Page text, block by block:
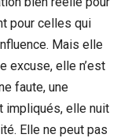
pour celles qui
Mais elle
excuse, elle n’est
faute, une
impliqués, elle nuit
Elle ne peut pas